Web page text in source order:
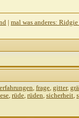
| mal was anderes:
erfahrungen, frage, gitter,
, rüde, rüden, sicherheit,